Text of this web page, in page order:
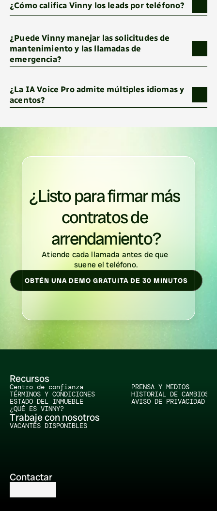
¿Cómo califica Vinny los leads por teléfono?
¿Puede Vinny manejar las solicitudes de
mantenimiento y las llamadas de
emergencia?
¿La IA Voice Pro admite múltiples idiomas y
acentos?
¿Listo para firmar más
contratos de
arrendamiento?
Atiende cada llamada antes de que
suene el teléfono.
OBTÉN UNA DEMO GRATUITA DE 30 MINUTOS
Recursos
Centro de confianza
TÉRMINOS Y CONDICIONES
ESTADO DEL INMUEBLE
¿QUÉ ES VINNY?
PRENSA Y MEDIOS
HISTORIAL DE CAMBIOS
AVISO DE PRIVACIDAD
Trabaje con nosotros
VACANTES DISPONIBLES
Contactar